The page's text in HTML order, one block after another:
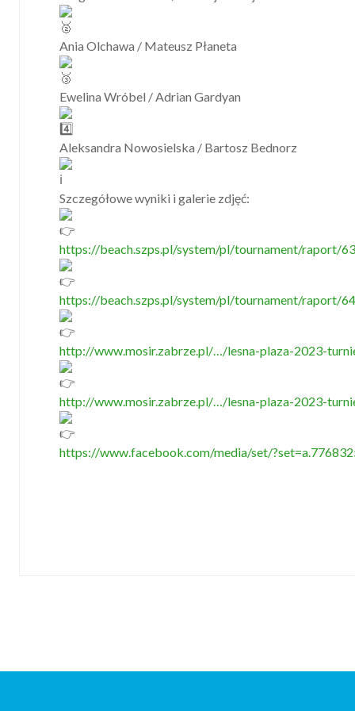
Ania Olchawa / Mateusz Płaneta
Ewelina Wróbel / Adrian Gardyan
Aleksandra Nowosielska / Bartosz Bednorz
Szczegółowe wyniki i galerie zdjęć:
https://beach.szps.pl/system/pl/tournament/raport/
https://beach.szps.pl/system/pl/tournament/raport/
http://www.mosir.zabrze.pl/…/lesna-plaza-2023-
http://www.mosir.zabrze.pl/…/lesna-plaza-2023-
https://www.facebook.com/media/set/